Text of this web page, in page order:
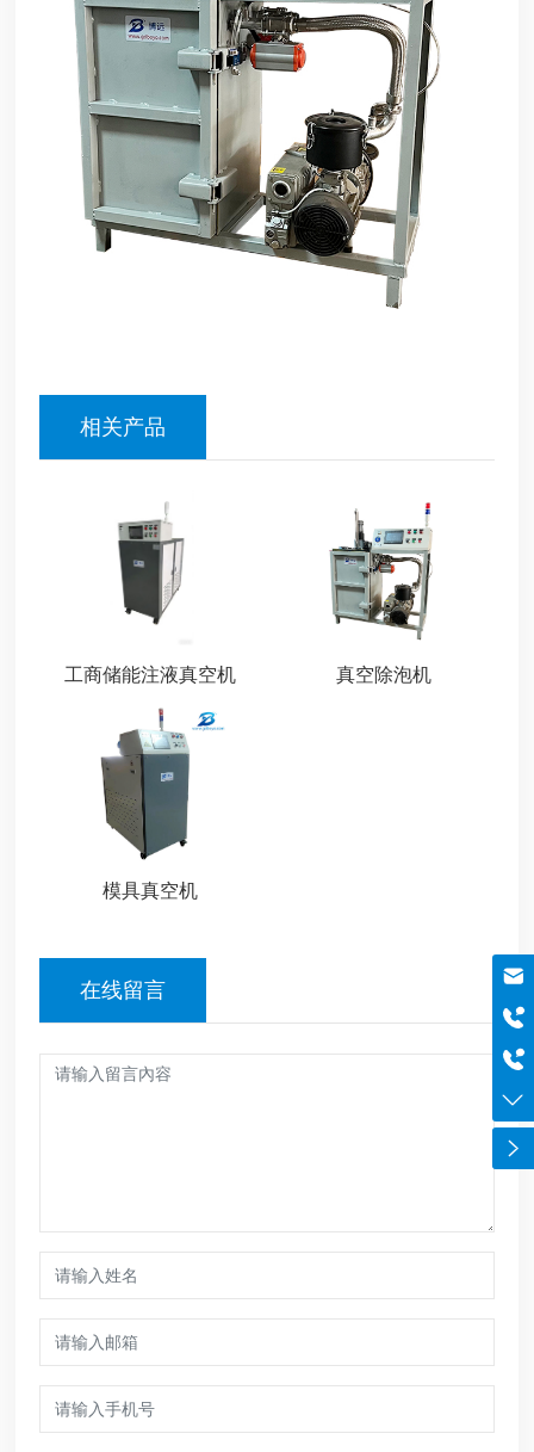
相关产品
工商储能注液真空机 真空除泡机
模具真空机
在线留言
电话